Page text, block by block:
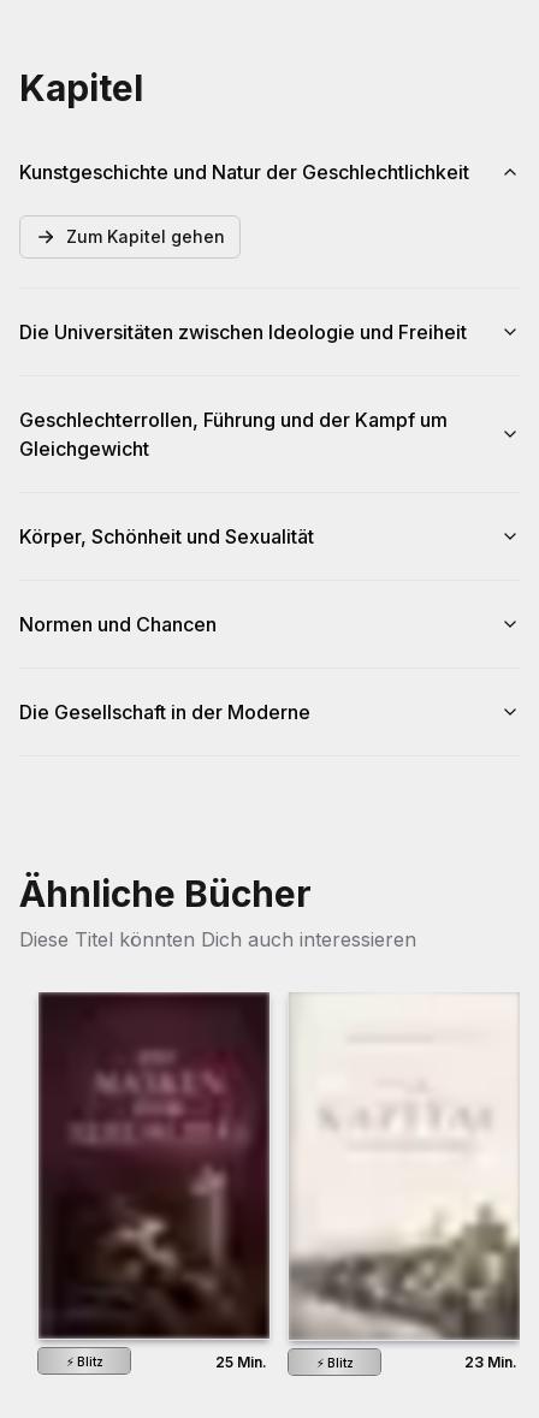
Kapitel
Kunstgeschichte und Natur der Geschlechtlichkeit
Zum Kapitel gehen
Die Universitäten zwischen Ideologie und Freiheit
Geschlechterrollen, Führung und der Kampf um
Gleichgewicht
Körper, Schönheit und Sexualität
Normen und Chancen
Die Gesellschaft in der Moderne
Ähnliche Bücher
Diese Titel könnten Dich auch interessieren
⚡ Blitz 25 Min. ⚡ Blitz 23 Min.